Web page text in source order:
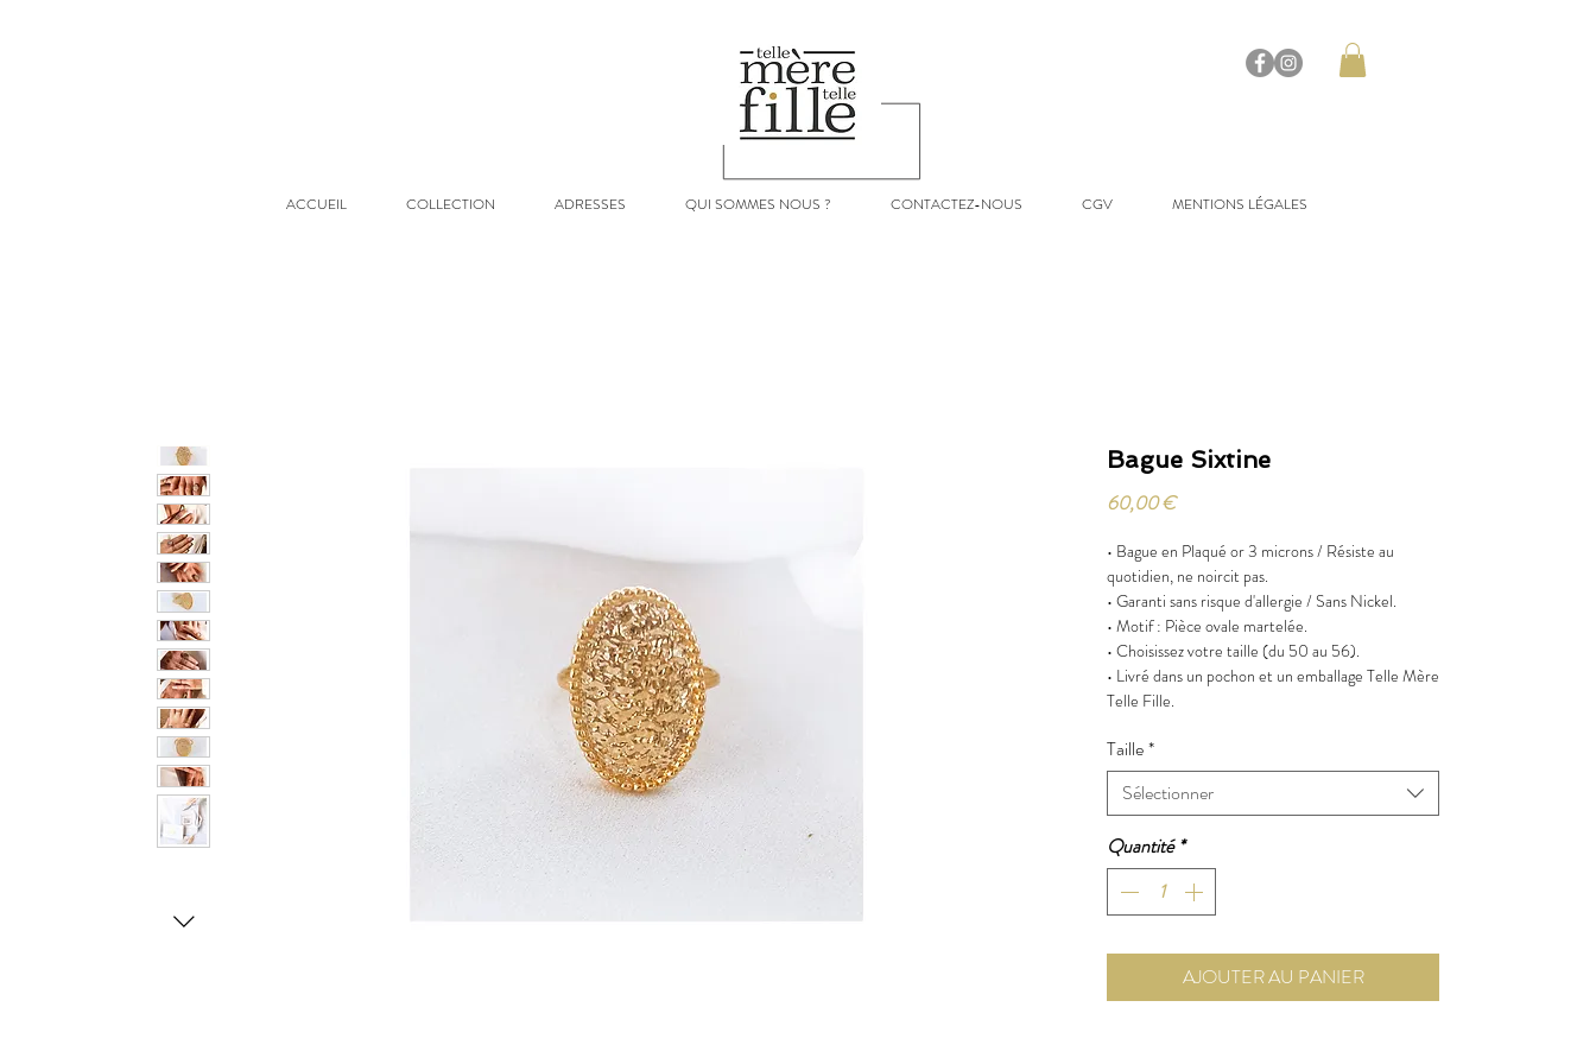
ACCUEIL COLLECTION ADRESSES QUI SOMMES NOUS ? CONTACTEZ-NOUS CGV MENTIONS LÉGALES
Bague Sixtine
60,00 €Prix
• Bague en Plaqué or 3 microns / Résiste au
quotidien, ne noircit pas.
• Garanti sans risque d'allergie / Sans Nickel.
• Motif : Pièce ovale martelée.
• Choisissez votre taille (du 50 au 56).
• Livré dans un pochon et un emballage Telle Mère
Telle Fille.
Taille*
Sélectionner
Quantité *
AJOUTER AU PANIER